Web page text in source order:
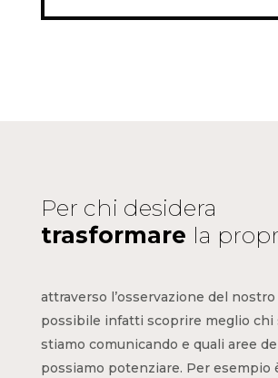
Per chi desidera
trasformare la
attraverso l’osservazione del
possibile infatti scoprire meglio chi
stiamo comunicando e quali aree
possiamo potenziare. Per esempio